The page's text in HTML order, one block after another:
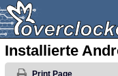
Installierte